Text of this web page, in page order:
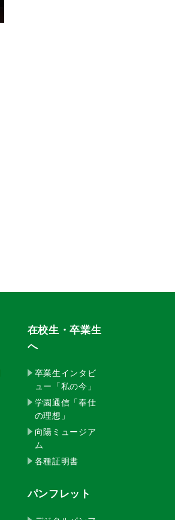
在校生・卒業生
へ
卒業生インタビ
ュー「私の今」
学園通信「奉仕
の理想」
向陽ミュージア
ム
各種証明書
パンフレット